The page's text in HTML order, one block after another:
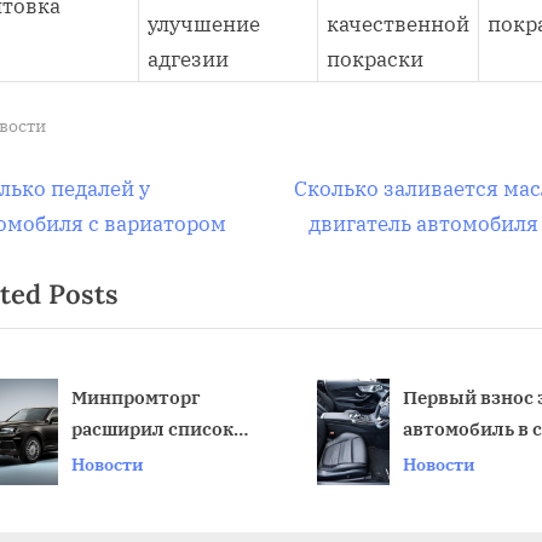
улучшение
адгезии
качественной
покраски
педалей у
с вариатором
N
P
Сколько заливается
двигатель
Posts
Минпромторг
расширил список
автомобилей,
Новости
Первый взнос
автомобиль в
все, что нужно
Новости